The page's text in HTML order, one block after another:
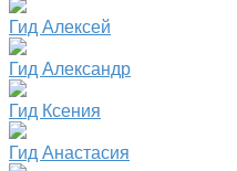
Гид Алексей
Гид Александр
Гид Ксения
Гид Анастасия